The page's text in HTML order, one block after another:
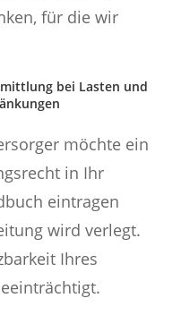
für die wir
bei Lasten und
möchte ein
in Ihr
eintragen
wird verlegt.
Ihres